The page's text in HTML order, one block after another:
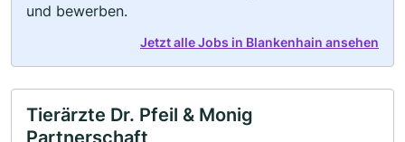
und bewerben.
Jetzt alle Jobs in Blankenhain ansehen
Tierärzte Dr. Pfeil & Monig
Partnerschaft